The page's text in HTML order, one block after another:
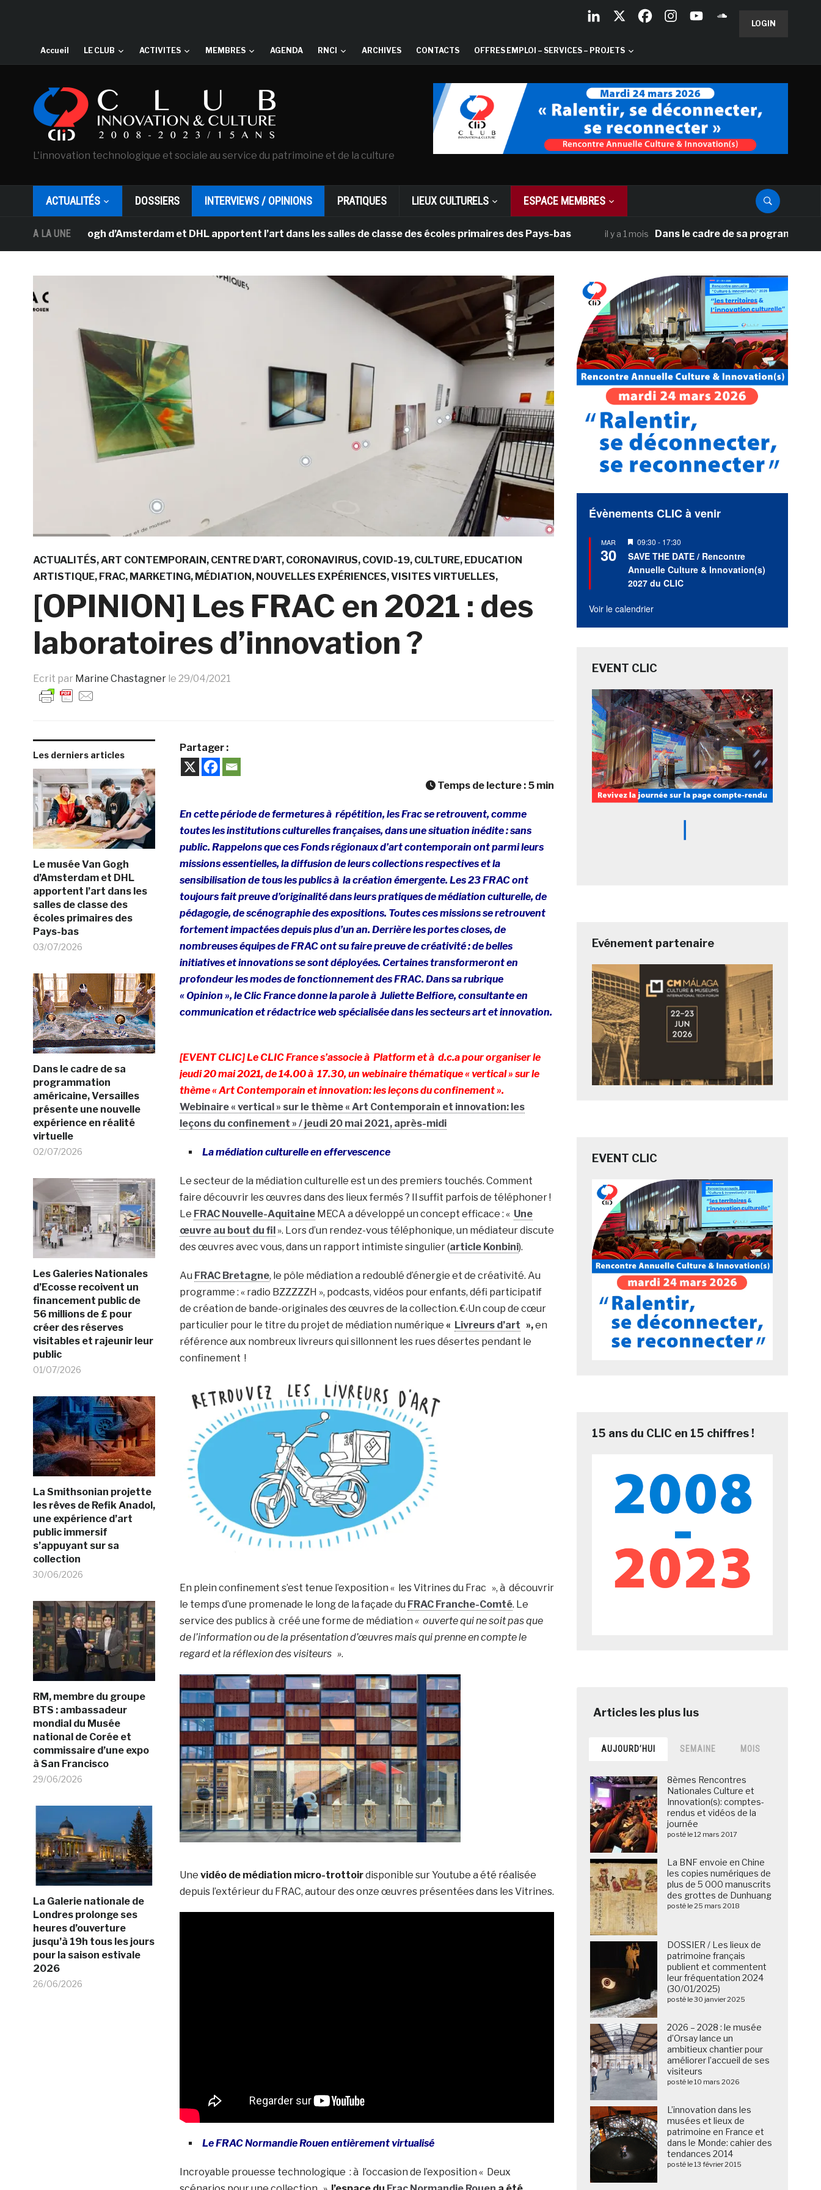
LOGIN
Accueil LE CLUB ACTIVITES MEMBRES AGENDA RNCI ARCHIVES CONTACTS OFFRES EMPLOI – SERVICES – PROJETS
L'innovation technologique et sociale au service du patrimoine et de la culture
ACTUALITÉS DOSSIERS INTERVIEWS / OPINIONS PRATIQUES LIEUX CULTURELS ESPACE MEMBRES
A LA UNE
Van Gogh d’Amsterdam et DHL apportent l’art dans les salles de classe des écoles primaires des Pays-bas il y a 1 mois Dans le cadre de sa programmation
ACTUALITÉS ART CONTEMPORAIN CENTRE D'ART CORONAVIRUS COVID-19 CULTURE EDUCATION
ARTISTIQUE FRAC MARKETING MÉDIATION NOUVELLES EXPÉRIENCES VISITES VIRTUELLES
[OPINION] Les FRAC en 2021 : des
laboratoires d’innovation ?
Ecrit par Marine Chastagner le 29/04/2021
Les derniers articles
Le musée Van Gogh
d’Amsterdam et DHL
apportent l’art dans les
salles de classe des
écoles primaires des
Pays-bas
03/07/2026
Dans le cadre de sa
programmation
américaine, Versailles
présente une nouvelle
expérience en réalité
virtuelle
02/07/2026
Les Galeries Nationales
d’Ecosse recoivent un
financement public de
56 millions de £ pour
créer des réserves
visitables et rajeunir leur
public
01/07/2026
La Smithsonian projette
les rêves de Refik Anadol,
une expérience d’art
public immersif
s’appuyant sur sa
collection
30/06/2026
RM, membre du groupe
BTS : ambassadeur
mondial du Musée
national de Corée et
commissaire d’une expo
à San Francisco
29/06/2026
La Galerie nationale de
Londres prolonge ses
heures d’ouverture
jusqu’à 19h tous les jours
pour la saison estivale
2026
26/06/2026
Partager :
Temps de lecture : 5 min
En cette période de fermetures à répétition, les Frac se retrouvent, comme
toutes les institutions culturelles françaises, dans une situation inédite : sans
public. Rappelons que ces Fonds régionaux d’art contemporain ont parmi leurs
missions essentielles, la diffusion de leurs collections respectives et la
sensibilisation de tous les publics à la création émergente. Les 23 FRAC ont
toujours fait preuve d’originalité dans leurs pratiques de médiation culturelle, de
pédagogie, de scénographie des expositions. Toutes ces missions se retrouvent
fortement impactées depuis plus d’un an. Derrière les portes closes, de
nombreuses équipes de FRAC ont su faire preuve de créativité : de belles
initiatives et innovations se sont déployées. Certaines transformeront en
profondeur les modes de fonctionnement des FRAC. Dans sa rubrique
« Opinion », le Clic France donne la parole à Juliette Belfiore, consultante en
communication et rédactrice web spécialisée dans les secteurs art et innovation.
[EVENT CLIC] Le CLIC France s’associe à Platform et à d.c.a pour organiser le
jeudi 20 mai 2021, de 14.00 à 17.30, un webinaire thématique « vertical » sur le
thème « Art Contemporain et innovation: les leçons du confinement ».
Webinaire « vertical » sur le thème « Art Contemporain et innovation: les
leçons du confinement » / jeudi 20 mai 2021, après-midi
La médiation culturelle en effervescence
Le secteur de la médiation culturelle est un des premiers touchés. Comment
faire découvrir les œuvres dans des lieux fermés ? Il suffit parfois de téléphoner !
Le FRAC Nouvelle-AquitaineMECA a développé un concept efficace : « Une
œuvre au bout du fil». Lors d’un rendez-vous téléphonique, un médiateur discute
des œuvres avec vous, dans un rapport intimiste singulier (article Konbini).
Au FRAC Bretagne, le pôle médiation a redoublé d’énergie et de créativité. Au
programme : « radio BZZZZZH », podcasts, vidéos pour enfants, défi participatif
de création de bande-originales des œuvres de la collection. €‹Un coup de cœur
particulier pour le titre du projet de médiation numérique « Livreurs d’art »,en
référence aux nombreux livreurs qui sillonnent les rues désertes pendant le
confinement !
En plein confinement s’est tenue l’exposition « les Vitrines du Frac », à découvrir
le temps d’une promenade le long de la façade du FRAC Franche-Comté. Le
service des publics à créé une forme de médiation « ouverte qui ne soit pas que
de l’information ou de la présentation d’œuvres mais qui prenne en compte le
regard et la réflexion des visiteurs ».
Une vidéo de médiation micro-trottoirdisponible sur Youtube a été réalisée
depuis l’extérieur du FRAC, autour des onze œuvres présentées dans les Vitrines.
Le FRAC Normandie Rouen entièrement virtualisé
Incroyable prouesse technologique : à l’occasion de l’exposition « Deux
Évènements CLIC à venir
MAR
30
Mis
en
avant
09:30 - 17:30
SAVE THE DATE / Rencontre
Annuelle Culture & Innovation(s)
2027 du CLIC
Voir le calendrier
EVENT CLIC
Evénement partenaire
EVENT CLIC
15 ans du CLIC en 15 chiffres !
AUJOURD’HUI SEMAINE MOIS
8èmes Rencontres
Nationales Culture et
Innovation(s): comptes-
rendus et vidéos de la
journée
posté le 12 mars 2017
La BNF envoie en Chine
les copies numériques de
plus de 5 000 manuscrits
des grottes de Dunhuang
posté le 25 mars 2018
DOSSIER / Les lieux de
patrimoine français
publient et commentent
leur fréquentation 2024
(30/01/2025)
posté le 30 janvier 2025
2026 – 2028 : le musée
d’Orsay lance un
ambitieux chantier pour
améliorer l’accueil de ses
visiteurs
posté le 10 mars 2026
L’innovation dans les
musées et lieux de
patrimoine en France et
dans le Monde: cahier des
tendances 2014
posté le 13 février 2015